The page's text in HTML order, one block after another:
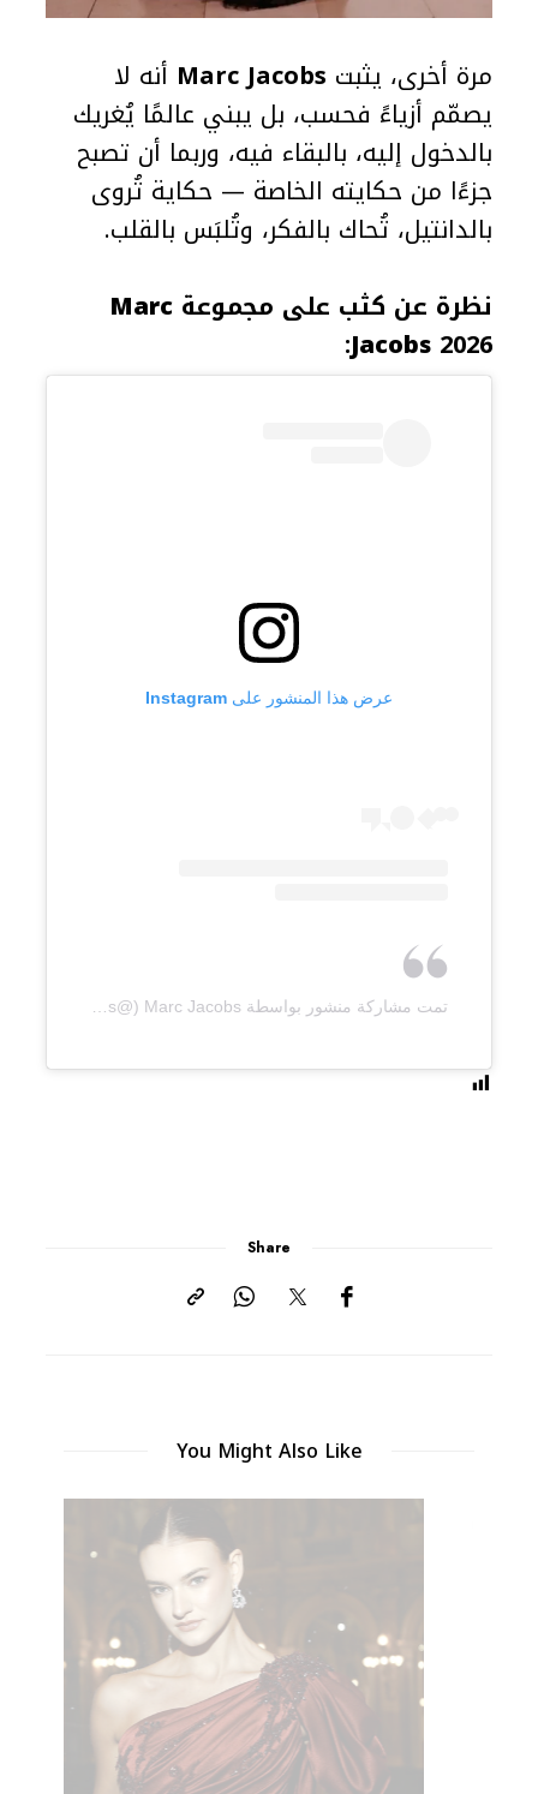
مرة أخرى، يثبت Marc Jacobs أنه لا
يصمّم أزياءً فحسب، بل يبني عالمًا يُغريك
بالدخول إليه، بالبقاء فيه، وربما أن تصبح
جزءًا من حكايته الخاصة — حكاية تُروى
بالدانتيل، تُحاك بالفكر، وتُلبَس بالقلب.
نظرة عن كثب على مجموعة Marc
Jacobs 2026:
عرض هذا المنشور على Instagram
تمت مشاركة منشور بواسطة ‏‎Marc Jacobs‎‏ (@‏‎marcjacobs‎‏)
Share
You Might Also Like